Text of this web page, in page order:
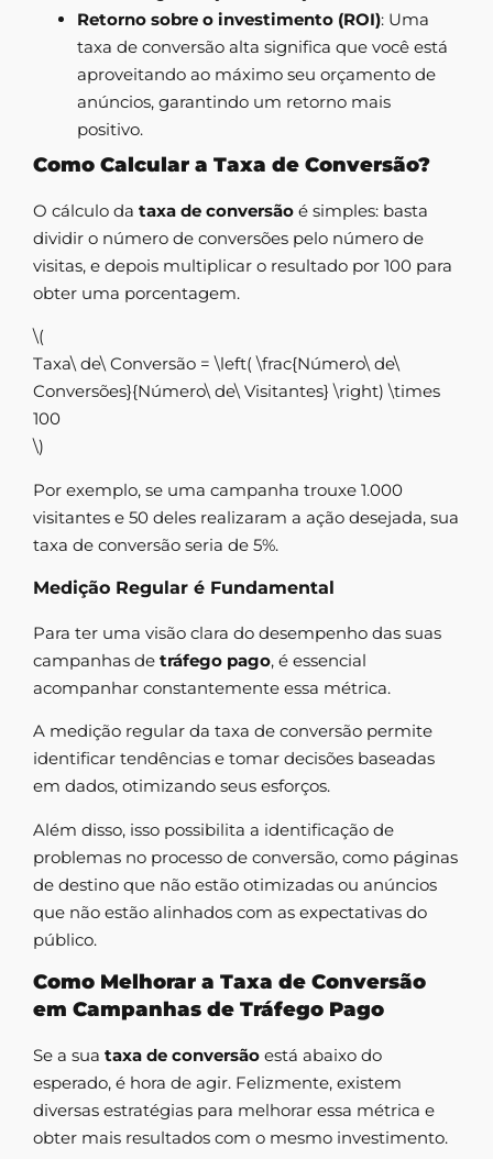
Retorno sobre o investimento (ROI): Uma
taxa de conversão alta significa que você está
aproveitando ao máximo seu orçamento de
anúncios, garantindo um retorno mais
positivo.
Como Calcular a Taxa de Conversão?
O cálculo da taxa de conversão é simples: basta
dividir o número de conversões pelo número de
visitas, e depois multiplicar o resultado por 100 para
obter uma porcentagem.
\(
Taxa\ de\ Conversão = \left( \frac{Número\ de\
Conversões}{Número\ de\ Visitantes} \right) \times
100
\)
Por exemplo, se uma campanha trouxe 1.000
visitantes e 50 deles realizaram a ação desejada, sua
taxa de conversão seria de 5%.
Medição Regular é Fundamental
Para ter uma visão clara do desempenho das suas
campanhas de tráfego pago, é essencial
acompanhar constantemente essa métrica.
A medição regular da taxa de conversão permite
identificar tendências e tomar decisões baseadas
em dados, otimizando seus esforços.
Além disso, isso possibilita a identificação de
problemas no processo de conversão, como páginas
de destino que não estão otimizadas ou anúncios
que não estão alinhados com as expectativas do
público.
Como Melhorar a Taxa de Conversão
em Campanhas de Tráfego Pago
Se a sua taxa de conversão está abaixo do
esperado, é hora de agir. Felizmente, existem
diversas estratégias para melhorar essa métrica e
obter mais resultados com o mesmo investimento.